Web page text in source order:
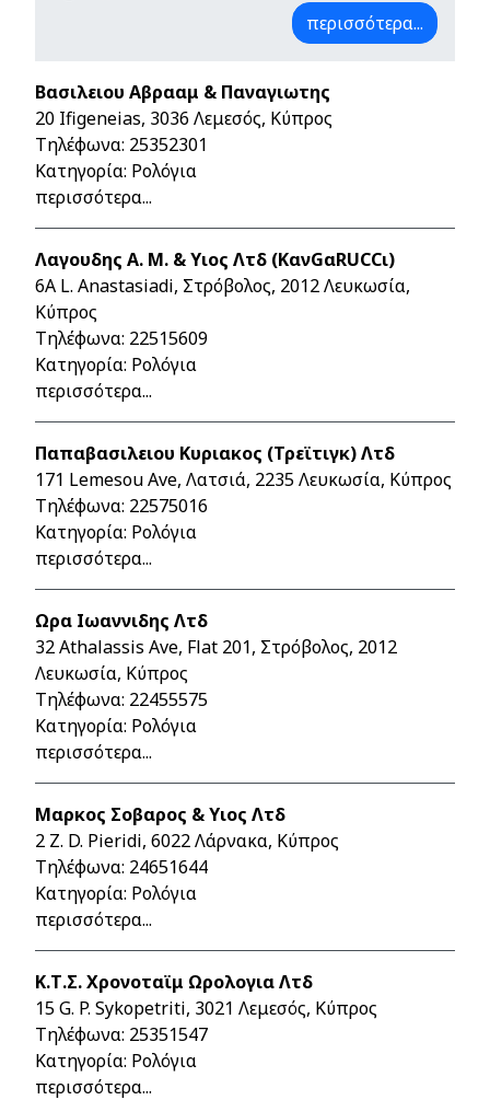
περισσότερα...
Βασιλειου Αβρααμ & Παναγιωτης
20 Ifigeneias, 3036 Λεμεσός, Κύπρος
Τηλέφωνα: 25352301
Κατηγορία: Ρολόγια
περισσότερα...
Λαγουδης Α. Μ. & Υιος Λτδ (ΚανGαRUCCι)
6A L. Anastasiadi, Στρόβολος, 2012 Λευκωσία,
Κύπρος
Τηλέφωνα: 22515609
Κατηγορία: Ρολόγια
περισσότερα...
Παπαβασιλειου Κυριακος (Τρεϊτιγκ) Λτδ
171 Lemesou Ave, Λατσιά, 2235 Λευκωσία, Κύπρος
Τηλέφωνα: 22575016
Κατηγορία: Ρολόγια
περισσότερα...
Ωρα Ιωαννιδης Λτδ
32 Athalassis Ave, Flat 201, Στρόβολος, 2012
Λευκωσία, Κύπρος
Τηλέφωνα: 22455575
Κατηγορία: Ρολόγια
περισσότερα...
Μαρκος Σοβαρος & Υιος Λτδ
2 Z. D. Pieridi, 6022 Λάρνακα, Κύπρος
Τηλέφωνα: 24651644
Κατηγορία: Ρολόγια
περισσότερα...
Κ.Τ.Σ. Χρονοταϊμ Ωρολογια Λτδ
15 G. P. Sykopetriti, 3021 Λεμεσός, Κύπρος
Τηλέφωνα: 25351547
Κατηγορία: Ρολόγια
περισσότερα...